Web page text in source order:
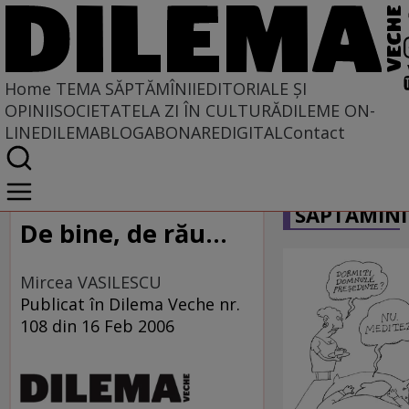
Home TEMA SĂPTĂMÎNIIEDITORIALE ȘI
OPINIISOCIETATELA ZI ÎN CULTURĂDILEME ON-
LINEDILEMABLOGABONAREDIGITALContact
Home
Tema săptămînii
De bine, de rău...
Mircea VASILESCU
Publicat în Dilema Veche nr.
108 din 16 Feb 2006